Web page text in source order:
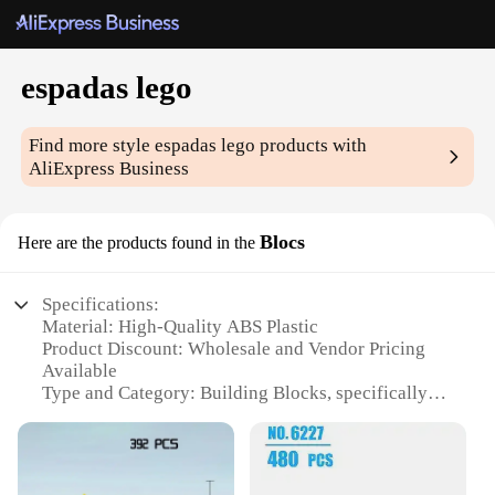
espadas lego
Find more styleespadas lego products with
AliExpress Business
Here are the products found in the Blocs
Specifications:
Material: High-Quality ABS Plastic
Product Discount: Wholesale and Vendor Pricing
Available
Type and Category: Building Blocks, specifically
Design and Style: Intricate Sword Designs
Usage and Purpose: Creative Building and Display
Typical Adaptive Scenario: Ideal for Role-Playing